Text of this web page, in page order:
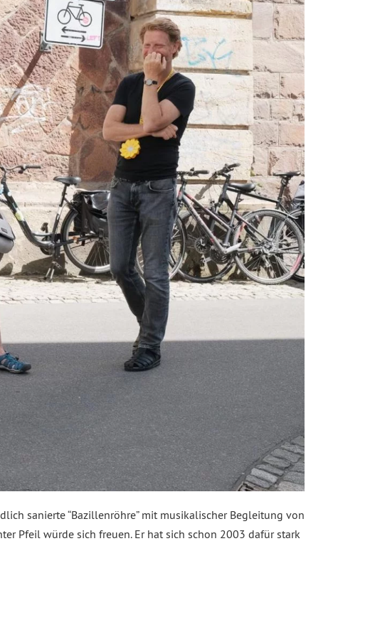
sanierte “Bazillenröhre” mit musikalischer Begleitung von
Pfeil würde sich freuen. Er hat sich schon 2003 dafür stark